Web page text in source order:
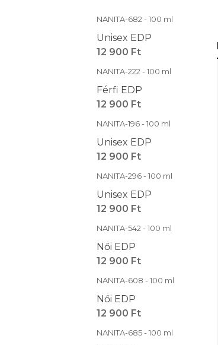
NANITA-682 - 100 ml
Unisex EDP
12 900 Ft
NANITA-222 - 100 ml
Férfi EDP
12 900 Ft
NANITA-196 - 100 ml
Unisex EDP
12 900 Ft
NANITA-296 - 100 ml
Unisex EDP
12 900 Ft
NANITA-542 - 100 ml
Női EDP
12 900 Ft
NANITA-608 - 100 ml
Női EDP
12 900 Ft
NANITA-685 - 100 ml